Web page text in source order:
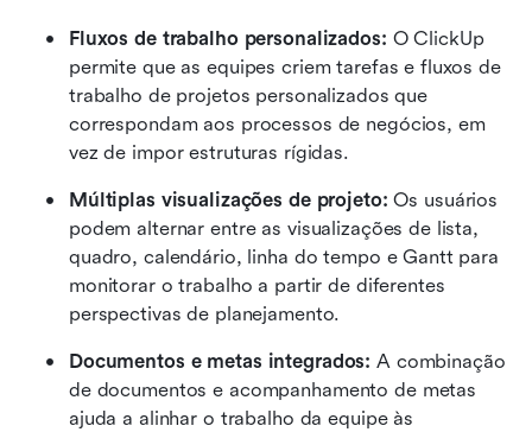
Fluxos de trabalho personalizados: O ClickUp
permite que as equipes criem tarefas e fluxos de
trabalho de projetos personalizados que
correspondam aos processos de negócios, em
vez de impor estruturas rígidas.
Múltiplas visualizações de projeto: Os usuários
podem alternar entre as visualizações de lista,
quadro, calendário, linha do tempo e Gantt para
monitorar o trabalho a partir de diferentes
perspectivas de planejamento.
Documentos e metas integrados: A combinação
de documentos e acompanhamento de metas
ajuda a alinhar o trabalho da equipe às